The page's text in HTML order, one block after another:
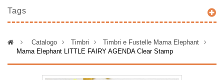
Tags
> Catalogo > Timbri >
Timbri e Fustelle Mama Elephant
Mama Elephant LITTLE FAIRY AGENDA Clear Stamp